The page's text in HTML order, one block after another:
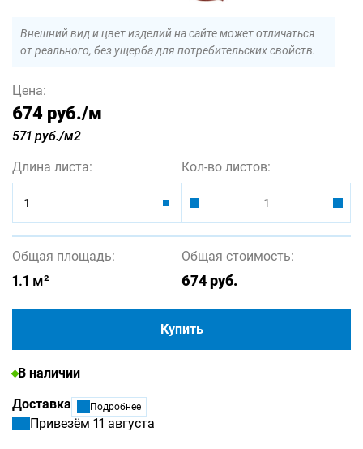
Внешний вид и цвет изделий на сайте может отличаться
от реального, без ущерба для потребительских свойств.
Цена:
674 руб./м
571 руб./м2
Длина листа:
1
Кол-во листов:
Общая площадь:
1.1 м²
Общая стоимость:
674руб.
Купить
В наличии
Доставка
Подробнее
Привезём 11 августа